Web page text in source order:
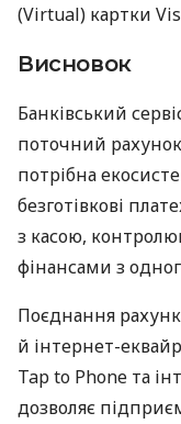
(Virtual) картки
Висновок
Банківський
поточний
потрібна
безготівкові
з касою,
фінансами з
Поєднання
й інтернет-
Tap to Phone та
дозволяє